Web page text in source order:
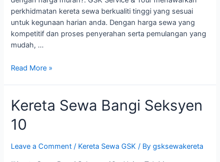
perkhidmatan kereta sewa berkualiti tinggi yang sesuai
untuk kegunaan harian anda. Dengan harga sewa yang
kompetitif dan proses penyerahan serta pemulangan yang
mudah, …
Kereta
Seksyen
11
Read More »
Kereta Sewa Bangi Seksyen
10
Leave a Comment / Kereta Sewa GSK / Bygsksewakereta